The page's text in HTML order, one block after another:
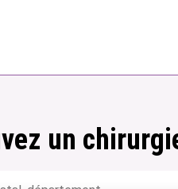
un